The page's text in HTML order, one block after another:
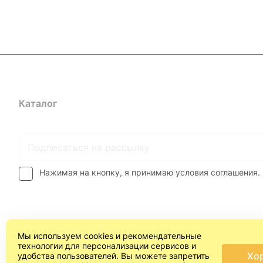
Каталог
Нажимая на кнопку, я принимаю условия соглашения.
Мы используем cookies и рекомендательные
технологии для персонализации сервисов и
удобства пользователей. Вы можете запретить